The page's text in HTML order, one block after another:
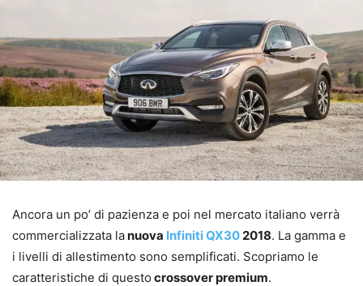
Ancora un po’ di pazienza e poi nel mercato italiano verrà
commercializzata lanuova Infiniti QX30 2018. La gamma e
i livelli di allestimento sono semplificati. Scopriamo le
caratteristiche di questo crossover premium.